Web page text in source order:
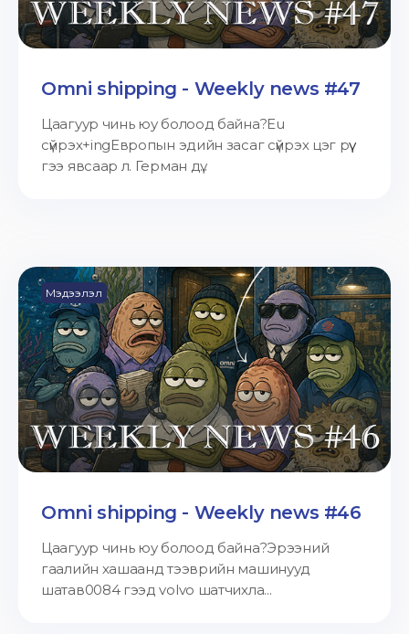
Omni shipping - Weekly news #47
Цаагуур чинь юу болоод байна?Eu
сүйрэх+ingЕвропын эдийн засаг сүйрэх цэг рүү
гээ явсаар л. Герман дү...
Мэдээлэл
Omni shipping - Weekly news #46
Цаагуур чинь юу болоод байна?Эрээний
гаалийн хашаанд тээврийн машинууд
шатав0084 гээд volvo шатчихла...